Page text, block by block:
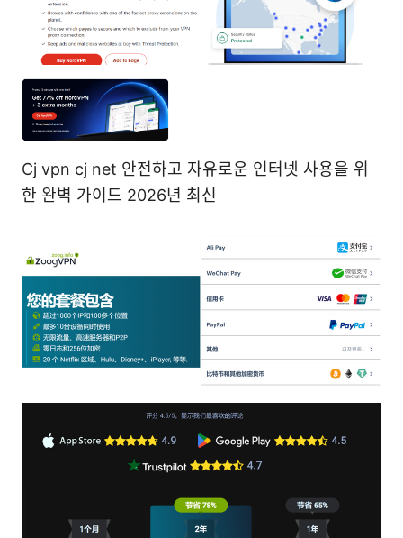
Cj vpn cj net 안전하고 자유로운 인터넷 사용을 위
한 완벽 가이드 2026년 최신